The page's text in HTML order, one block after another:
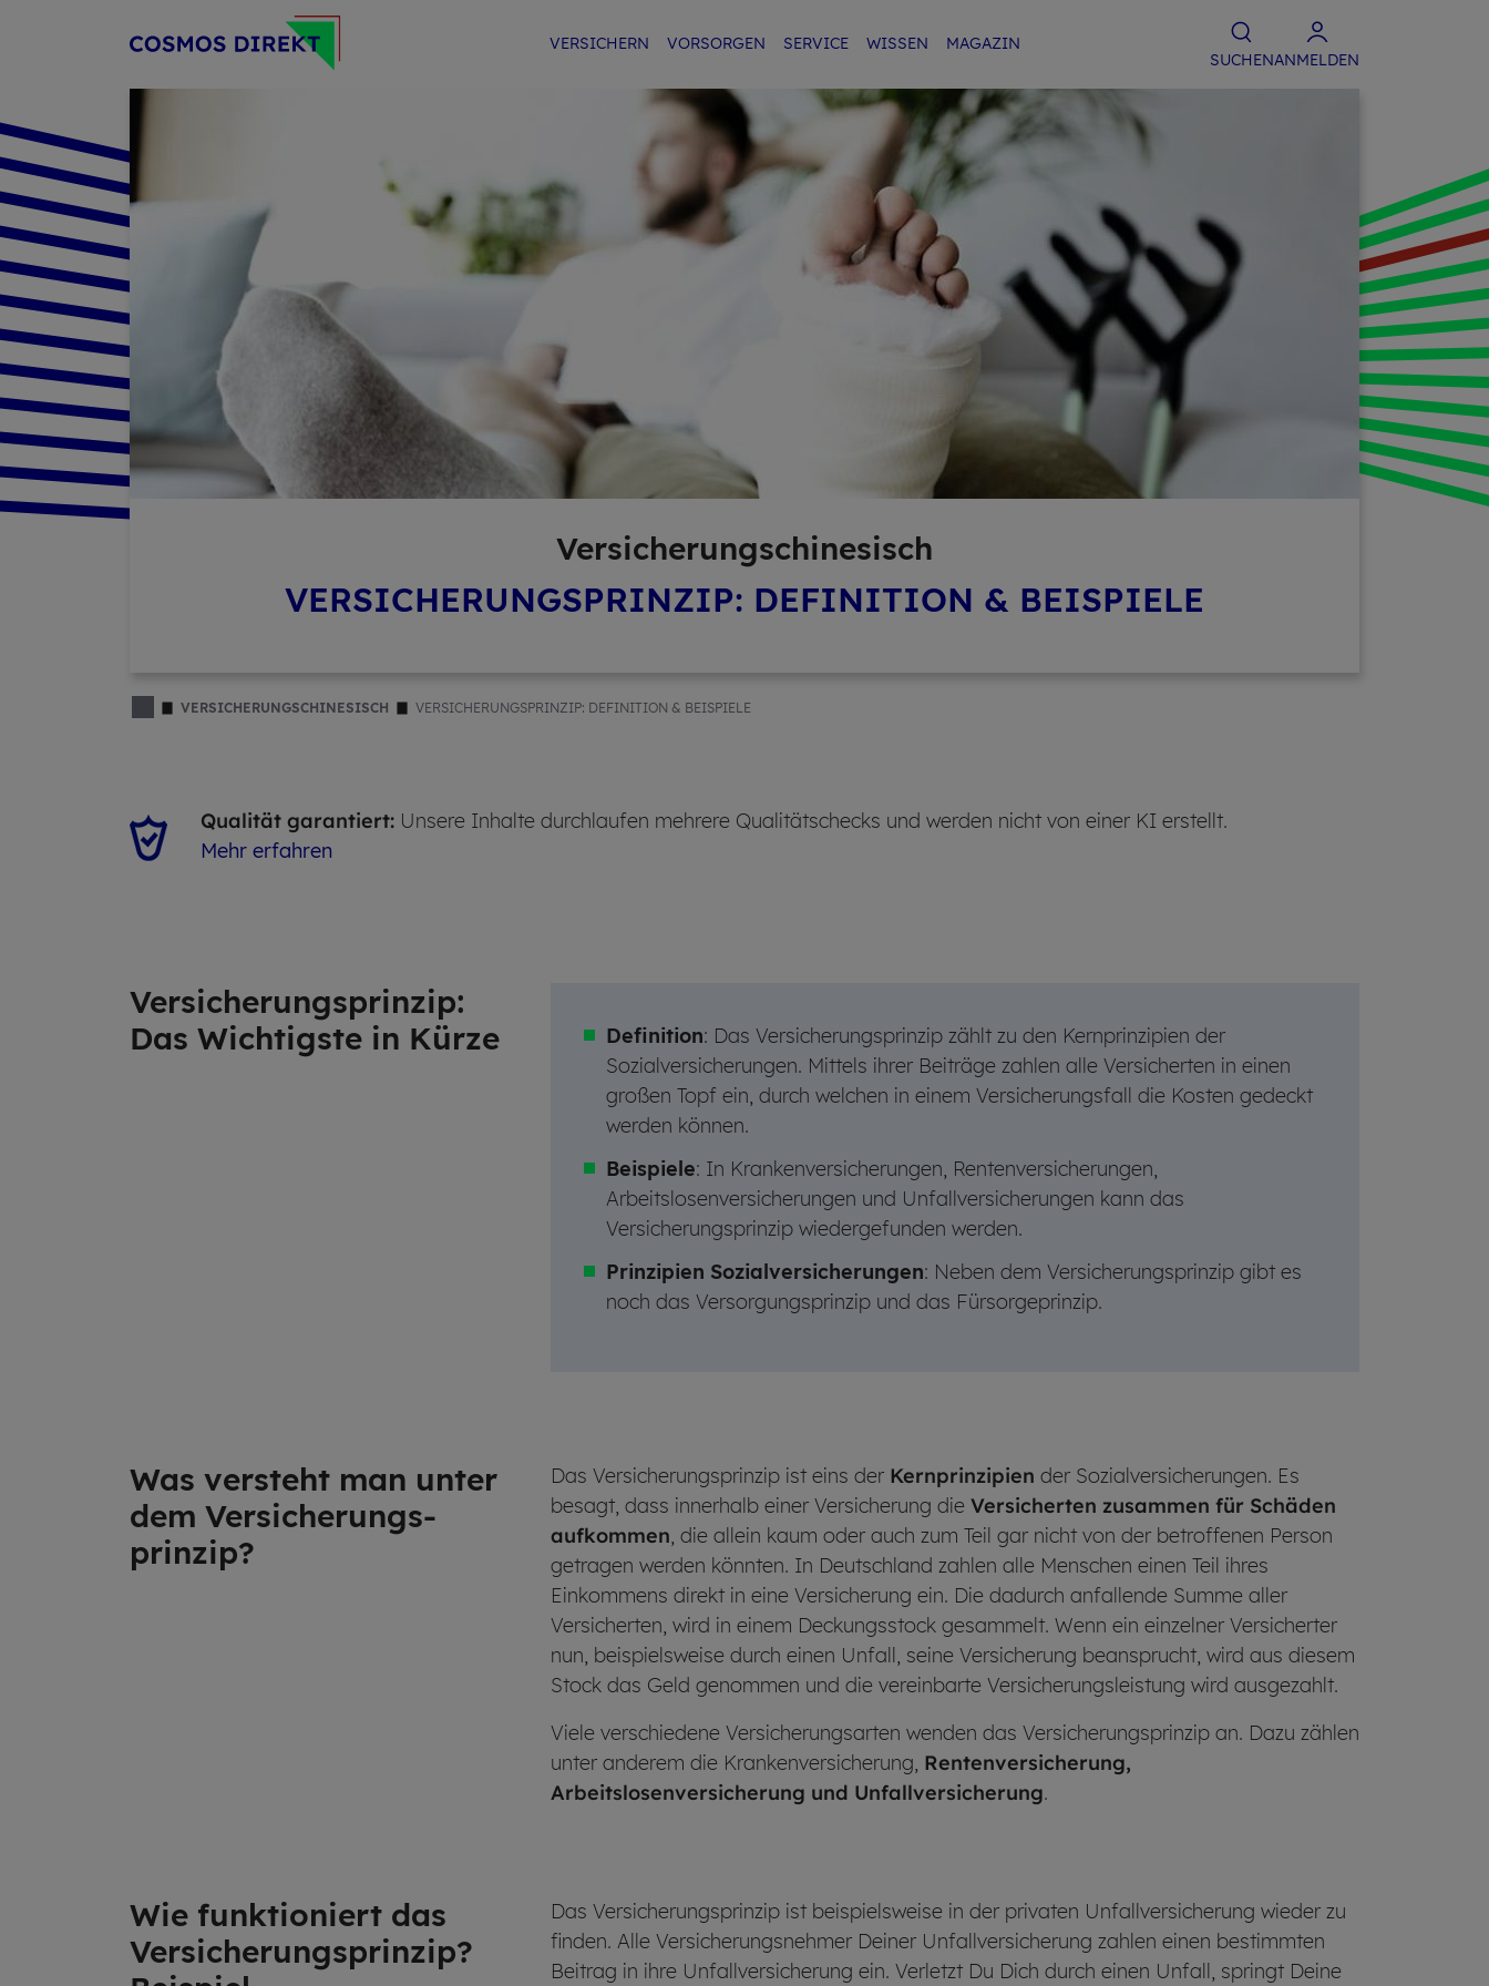
VER­SI­CHERN VOR­SOR­GEN SER­VICE WIS­SEN
MA­GA­ZIN
SU­CHENANMELDEN
Ver­si­che­rungschi­ne­sisch
VERSICHERUNGSPRINZIP: DEFINITION & BEISPIELE
VERSICHERUNGSCHINESISCH VERSICHERUNGSPRINZIP: DEFINITION & BEISPIELE
Qualität garantiert: Unsere Inhalte durchlaufen mehrere Qualitätschecks und werden nicht von einer KI erstellt.
Mehr erfahren
Ver­si­che­rungs­prin­zip:
Das Wich­tigs­te in Kürze
Definition: Das Versicherungsprinzip zählt zu den Kernprinzipien der
Sozialversicherungen. Mittels ihrer Beiträge zahlen alle Versicherten in einen
großen Topf ein, durch welchen in einem Versicherungsfall die Kosten gedeckt
werden können.
Beispiele: In Krankenversicherungen, Rentenversicherungen,
Arbeitslosenversicherungen und Unfallversicherungen kann das
Versicherungsprinzip wiedergefunden werden.
Prinzipien Sozialversicherungen: Neben dem Versicherungsprinzip gibt es
noch das Versorgungsprinzip und das Fürsorgeprinzip.
Was ver­steht man unter
dem Versicherungs­
prinzip?
Das Versicherungsprinzip ist eins der Kernprinzipien der Sozialversicherungen. Es
besagt, dass innerhalb einer Versicherung die Versicherten zusammen für Schäden
aufkommen, die allein kaum oder auch zum Teil gar nicht von der betroffenen Person
getragen werden könnten. In Deutschland zahlen alle Menschen einen Teil ihres
Einkommens direkt in eine Versicherung ein. Die dadurch anfallende Summe aller
Versicherten, wird in einem Deckungsstock gesammelt. Wenn ein einzelner Versicherter
nun, beispielsweise durch einen Unfall, seine Versicherung beansprucht, wird aus diesem
Stock das Geld genommen und die vereinbarte Versicherungsleistung wird ausgezahlt.
Viele verschiedene Versicherungsarten wenden das Versicherungsprinzip an. Dazu zählen
unter anderem die Krankenversicherung, Rentenversicherung,
Arbeitslosenversicherung und Unfallversicherung.
Wie funk­tio­niert das
Ver­si­che­rungs­prin­zip?
Das Versicherungsprinzip ist beispielsweise in der privaten Unfallversicherung wieder zu
finden. Alle Versicherungsnehmer Deiner Unfallversicherung zahlen einen bestimmten
Beitrag in ihre Unfallversicherung ein. Verletzt Du Dich durch einen Unfall, springt Deine